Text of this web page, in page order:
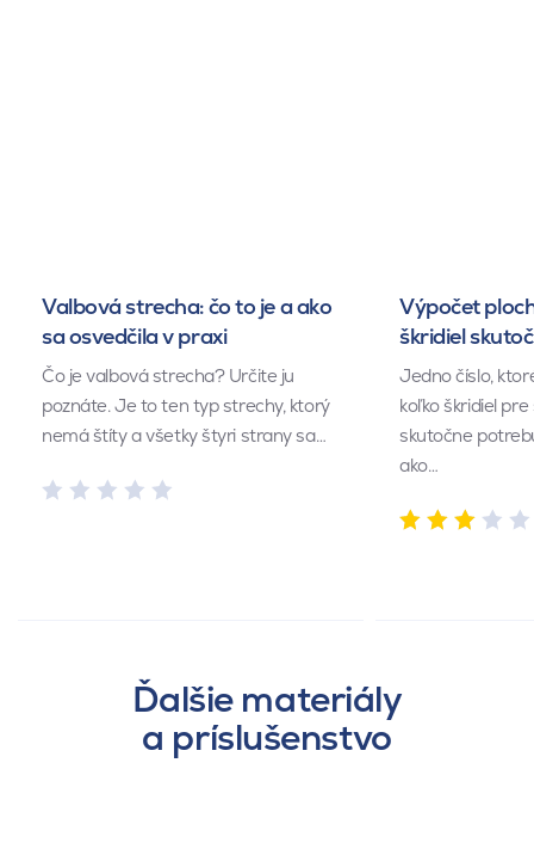
Valbová strecha: čo to je a ako
sa osvedčila v praxi
Čo je valbová strecha? Určite ju
poznáte. Je to ten typ strechy, ktorý
nemá štíty a všetky štyri strany sa…
Výpočet
škridiel
Jedno číslo,
koľko škridiel
skutočne
ako…
Ďalšie materiály
a príslušenstvo